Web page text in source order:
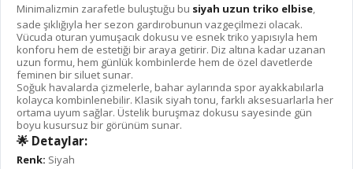
Minimalizmin zarafetle buluştuğu bu siyah uzun triko elbise,
sade şıklığıyla her sezon gardırobunun vazgeçilmezi olacak.
Vücuda oturan yumuşacık dokusu ve esnek triko yapısıyla hem
konforu hem de estetiği bir araya getirir. Diz altına kadar uzanan
uzun formu, hem günlük kombinlerde hem de özel davetlerde
feminen bir siluet sunar.
Soğuk havalarda çizmelerle, bahar aylarında spor ayakkabılarla
kolayca kombinlenebilir. Klasik siyah tonu, farklı aksesuarlarla her
ortama uyum sağlar. Üstelik buruşmaz dokusu sayesinde gün
boyu kusursuz bir görünüm sunar.
🌟 Detaylar:
Renk: Siyah